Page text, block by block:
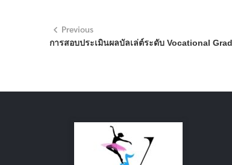
Previous
การสอบประเมินผลบัลเล่ต์ระดับ Vocational